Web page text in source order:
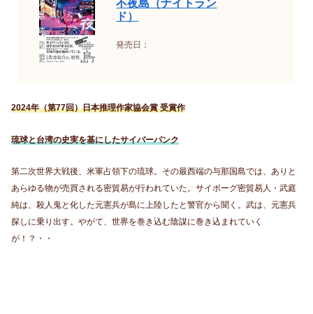
不夜島（ナイトラン
ド）
発売日：
2024年（第77回）日本推理作家協会賞 受賞作
琉球と台湾の史実を基にしたサイバーパンク
第二次世界大戦後、米軍占領下の琉球。その最西端の与那国島では、ありと
あらゆる物が売買される密貿易が行われていた。サイボーグ密貿易人・武庭
純は、殺人鬼と化した元憲兵が島に上陸したと警官から聞く。武は、元憲兵
探しに乗り出す。やがて、世界を巻き込む陰謀に巻き込まれていく
が！？・・